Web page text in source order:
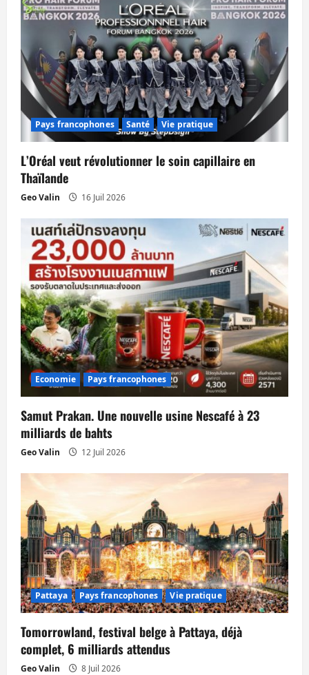
o
n
d
’
a
r
t
c
l
e
Pays francophones Santé Vie pratique
L’Oréal veut révolutionner le soin capillaire en
Thaïlande
Geo Valin 16 Juil 2026
Economie Pays francophones
Samut Prakan. Une nouvelle usine Nescafé à 23
milliards de bahts
Geo Valin 12 Juil 2026
Pattaya Pays francophones Vie pratique
Tomorrowland, festival belge à Pattaya, déjà
complet, 6 milliards attendus
Geo Valin 8 Juil 2026